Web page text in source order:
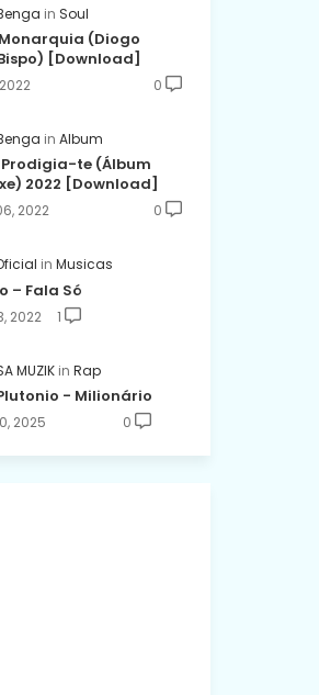
Soul
(Diogo
[Download]
0
Album
te (Álbum
2022 [Download]
2022 0
Musicas
– Fala Só
2022 1
MUZIK Rap
- Milionário
2025 0